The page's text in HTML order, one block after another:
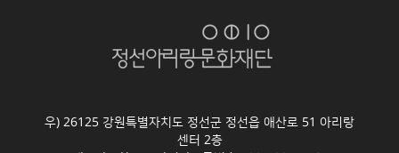
우) 26125 강원특별자치도 정선군 정선읍 애산로 51 아리랑
센터 2층